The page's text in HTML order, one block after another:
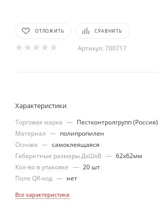
ОТЛОЖИТЬ СРАВНИТЬ
Артикул: 700717
Характеристики
Торговая марка — Пестконтролгрупп (Россия)
Материал — полипропилен
Основа — самоклеящаяся
Габаритные размеры ДхШхВ — 62х62мм
Кол-во в упаковке — 20 шт
Поле QR-код — нет
Все характеристики